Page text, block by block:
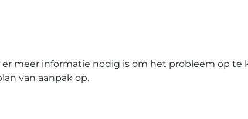
meer informatie nodig is om het probleem op te
van aanpak op.